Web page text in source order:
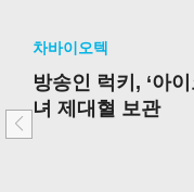
차바이오텍
방송인 럭키, ‘아
녀 제대혈 보관